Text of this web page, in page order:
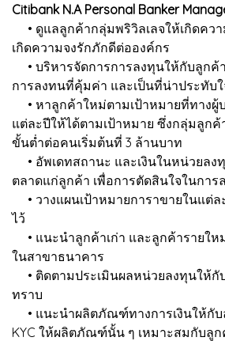
Citibank N.A Personal Banker
• ดูแลลูกค้ากลุ่มพริวิลเลจให้เกิดคว
เกิดความจงรักภักดีต่อองค์กร
• บริหารจัดการการลงทุนให้กับลูกค้า
การลงทนที่คุ้มค่า และเป็นที่น่าประทับ
• หาลูกค้าใหม่ตามเป้าหมายที่ทางผู้
แต่ละปีให้ได้ตามเป้าหมาย ซึ่งกลุ่มลูกค้
ขั้นต่ำต่อคนเริ่มต้นที่ 3 ล้านบาท
• อัพเดทสถานะ และเงินในหน่วยลง
ตลาดแก่ลูกค้า เพื่อการตัดสินใจในการ
• วางแผนเป้าหมายการาขายในแต่ล
ไว้
• แนะนำลูกค้าเก่า และลูกค้ารายให
ในสาขาธนาคาร
• ติดตามประเมินผลหน่วยลงทุนให้กั
ทราบ
• แนะนำผลิตภัณฑ์ทางการเงินให้กับ
KYC ให้ผลิตภัณฑ์นั้น ๆ เหมาะสมกับลูก